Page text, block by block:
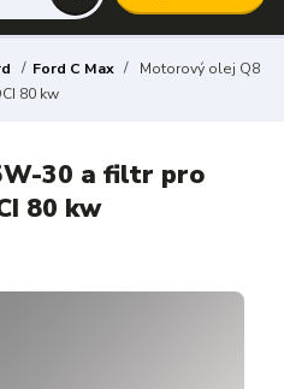
Ford C Max
Motorový olej Q8
80 kw
30 a filtr pro
80 kw